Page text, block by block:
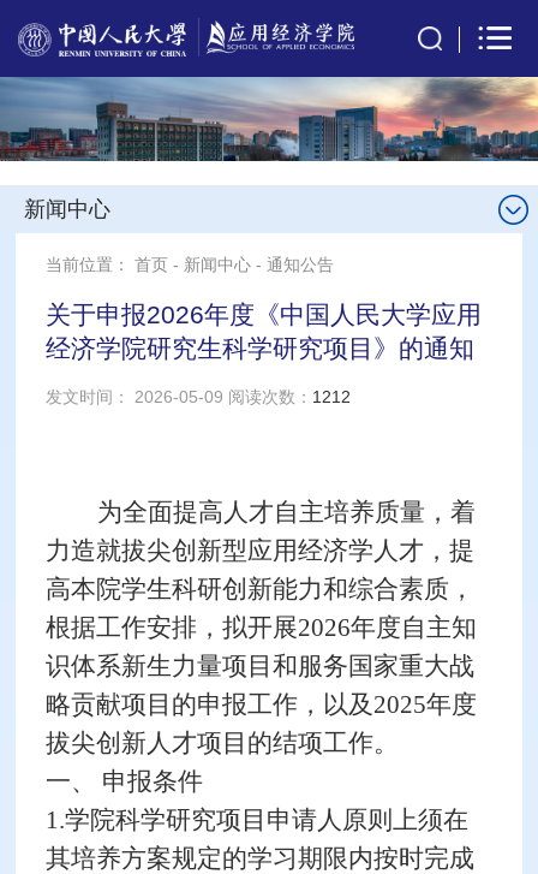
新闻中心
当前位置：首页 - 新闻中心 -通知公告
关于申报2026年度《中国人民大学应用
经济学院研究生科学研究项目》的通知
发文时间： 2026-05-09 阅读次数： 1212
为全面提高人才自主培养质量，着
力造就拔尖创新型应用经济学人才，提
高本院学生科研创新能力和综合素质，
根据工作安排，拟开展2026年度自主知
识体系新生力量项目和服务国家重大战
略贡献项目的申报工作，以及2025年度
拔尖创新人才项目的结项工作。
一、 申报条件
1.学院科学研究项目申请人原则上须在
其培养方案规定的学习期限内按时完成